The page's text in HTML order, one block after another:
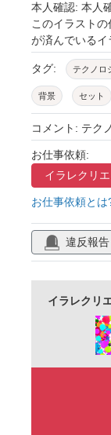
本人確認: 本人
このイラストの
が済んでいるイ
タグ: テクノロ
背景 セット
青 紫
コメント: テク
お仕事依頼:
イラレクリ
お仕事依頼とは
違反報告
イラレクリ